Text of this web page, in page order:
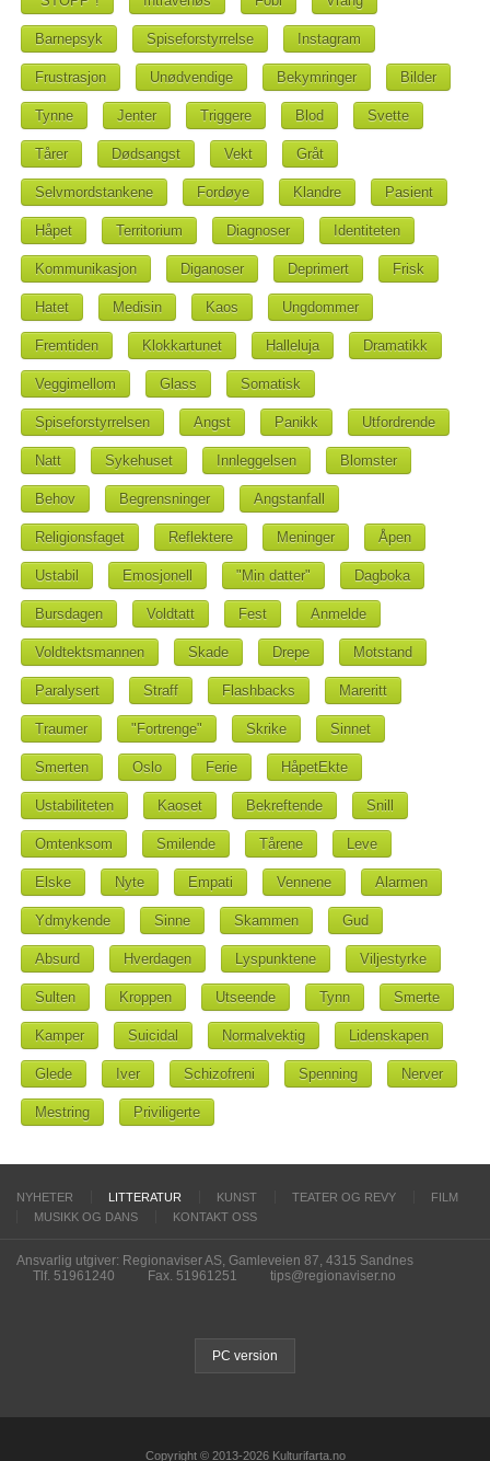
Barnepsyk Spiseforstyrrelse Instagram
Frustrasjon Unødvendige Bekymringer Bilder
Tynne Jenter Triggere Blod Svette
Tårer Dødsangst Vekt Gråt
Selvmordstankene Fordøye Klandre Pasient
Håpet Territorium Diagnoser Identiteten
Kommunikasjon Diganoser Deprimert Frisk
Hatet Medisin Kaos Ungdommer
Fremtiden Klokkartunet Halleluja Dramatikk
Veggimellom Glass Somatisk
Spiseforstyrrelsen Angst Panikk Utfordrende
Natt Sykehuset Innleggelsen Blomster
Behov Begrensninger Angstanfall
Religionsfaget Reflektere Meninger Åpen
Ustabil Emosjonell "Min datter" Dagboka
Bursdagen Voldtatt Fest Anmelde
Voldtektsmannen Skade Drepe Motstand
Paralysert Straff Flashbacks Mareritt
Traumer "Fortrenge" Skrike Sinnet
Smerten Oslo Ferie HåpetEkte
Ustabiliteten Kaoset Bekreftende Snill
Omtenksom Smilende Tårene Leve
Elske Nyte Empati Vennene Alarmen
Ydmykende Sinne Skammen Gud
Absurd Hverdagen Lyspunktene Viljestyrke
Sulten Kroppen Utseende Tynn Smerte
Kamper Suicidal Normalvektig Lidenskapen
Glede Iver Schizofreni Spenning Nerver
Mestring Priviligerte
NYHETER LITTERATUR KUNST TEATER OG REVY
FILM
MUSIKK OG DANS
KONTAKT OSS
Ansvarlig utgiver: Regionaviser AS, Gamleveien 87, 4315 Sandnes
Tlf. 51961240
Fax. 51961251 tips@regionaviser.no
PC version
Copyright © 2013-2026 Kulturifarta.no